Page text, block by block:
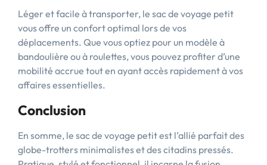
Léger et facile à transporter, le sac de voyage petit
vous offre un confort optimal lors de vos
déplacements. Que vous optiez pour un modèle à
bandoulière ou à roulettes, vous pouvez profiter d’une
mobilité accrue tout en ayant accès rapidement à vos
affaires essentielles.
Conclusion
En somme, le sac de voyage petit est l’allié parfait des
globe-trotters minimalistes et des citadins pressés.